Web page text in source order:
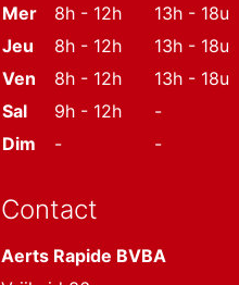
Mer
8h - 12h
13h - 18u
Jeu
8h - 12h
13h - 18u
Ven
8h - 12h
13h - 18u
Sal
9h - 12h
-
Dim
- -
Contact
Aerts Rapide BVBA